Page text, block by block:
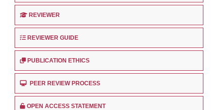
REVIEWER
REVIEWER GUIDE
PUBLICATION ETHICS
PEER REVIEW PROCESS
OPEN ACCESS STATEMENT